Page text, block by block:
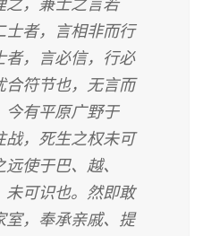
之，兼士之言若
士者，言相非而行
者，言必信，行必
合符节也，无言而
今有平原广野于
战，死生之权未可
使于巴、越、
未可识也。然即敢
室，奉承亲戚、提